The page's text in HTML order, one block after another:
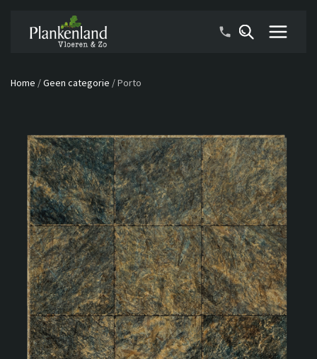
Home /Geen categorie /Porto